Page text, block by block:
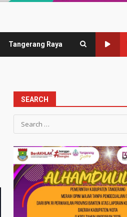
Tangerang Raya
SEARCH
Search
for: